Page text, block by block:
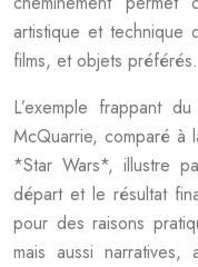
artistique et technique
films, et objets préférés.
L’exemple frappant
McQuarrie, comparé à
*Star Wars*, illustre
départ et le résultat
pour des raisons
mais aussi